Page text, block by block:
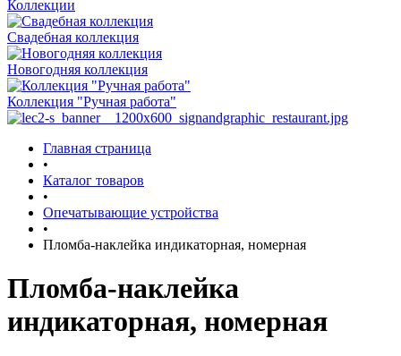
Коллекции
Свадебная коллекция
Новогодняя коллекция
Коллекция "Ручная работа"
Главная страница
•
Каталог товаров
•
Опечатывающие устройства
•
Пломба-наклейка индикаторная, номерная
Пломба-наклейка
индикаторная, номерная